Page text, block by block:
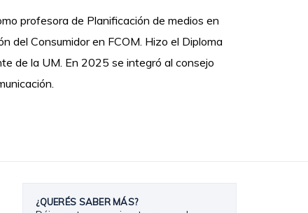
profesora de Planificación de medios en
del Consumidor en FCOM. Hizo el Diploma
de la UM. En 2025 se integró al consejo
¿QUERÉS SABER MÁS?